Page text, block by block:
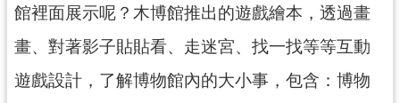
便
民
服
務
館裡面展示呢？木博館推出的遊戲繪本，透過畫
畫、對著影子貼貼看、走迷宮、找一找等等互動
遊戲設計，了解博物館內的大小事，包含：博物